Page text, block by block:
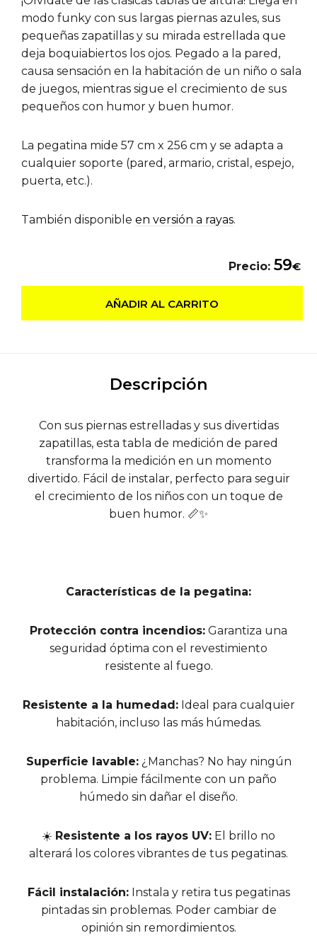
modo funky con sus largas piernas azules, sus
pequeñas zapatillas y su mirada estrellada que
deja boquiabiertos los ojos. Pegado a la pared,
causa sensación en la habitación de un niño o sala
de juegos, mientras sigue el crecimiento de sus
pequeños con humor y buen humor.
La pegatina mide 57 cm x 256 cm y se adapta a
cualquier soporte (pared, armario, cristal, espejo,
puerta, etc.).
También disponible en versión a rayas.
Precio: 59€
AÑADIR AL CARRITO
Descripción
Con sus piernas estrelladas y sus divertidas
zapatillas, esta tabla de medición de pared
transforma la medición en un momento
divertido. Fácil de instalar, perfecto para seguir
el crecimiento de los niños con un toque de
buen humor. 📏✨
Características de la pegatina:
Protección contra incendios: Garantiza una
seguridad óptima con el revestimiento
resistente al fuego.
Resistente a la humedad:Ideal para cualquier
habitación, incluso las más húmedas.
Superficie lavable:¿Manchas? No hay ningún
problema. Limpie fácilmente con un paño
húmedo sin dañar el diseño.
☀️ Resistente a los rayos UV: El brillo no
alterará los colores vibrantes de tus pegatinas.
Fácil instalación:Instala y retira tus pegatinas
pintadas sin problemas. Poder cambiar de
opinión sin remordimientos.